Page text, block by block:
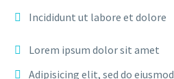
Incididunt ut labore et dolore
Lorem ipsum dolor sit amet
Adipisicing elit, sed do eiusmod